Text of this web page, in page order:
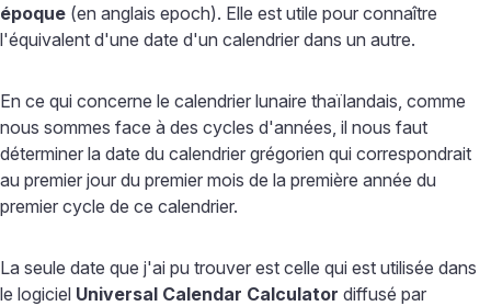
époque (en anglais epoch). Elle est utile pour connaître
l'équivalent d'une date d'un calendrier dans un autre.
En ce qui concerne le calendrier lunaire thaïlandais, comme
nous sommes face à des cycles d'années, il nous faut
déterminer la date du calendrier grégorien qui correspondrait
au premier jour du premier mois de la première année du
premier cycle de ce calendrier.
La seule date que j'ai pu trouver est celle qui est utilisée dans
le logiciel Universal Calendar Calculator diffusé par